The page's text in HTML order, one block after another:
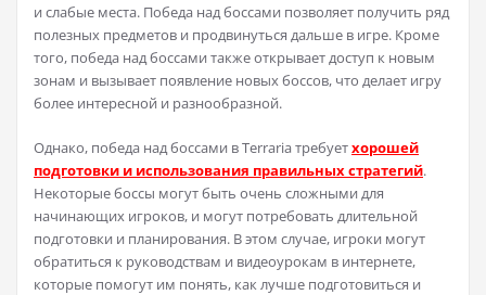
и слабые места. Победа над боссами позволяет получить ряд
полезных предметов и продвинуться дальше в игре. Кроме
того, победа над боссами также открывает доступ к новым
зонам и вызывает появление новых боссов, что делает игру
более интересной и разнообразной.
Однако, победа над боссами в Terraria требуетхорошей
подготовки и использования правильных стратегий.
Некоторые боссы могут быть очень сложными для
начинающих игроков, и могут потребовать длительной
подготовки и планирования. В этом случае, игроки могут
обратиться к руководствам и видеоурокам в интернете,
которые помогут им понять, как лучше подготовиться и